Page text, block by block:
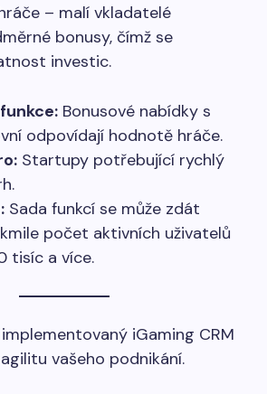
– malí vkladatelé
bonusy, čímž se
investic.
Bonusové nabídky s
odpovídají hodnotě hráče.
Startupy potřebující rychlý
Sada funkcí se může zdát
počet aktivních uživatelů
tisíc a více.
iGaming CRM
vašeho podnikání.